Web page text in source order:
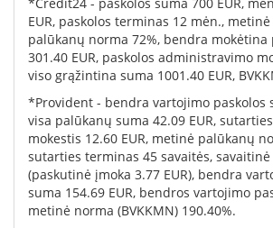
EUR, paskolos terminas 12 mėn.,
palūkanų norma 72%, bendra mokėtina
301.40 EUR, paskolos administravimo
viso grąžintina suma 1001.40 EUR,
*Provident - bendra vartojimo paskolos
visa palūkanų suma 42.09 EUR,
mokestis 12.60 EUR, metinė palūkanų
sutarties terminas 45 savaitės, savaitinė
(paskutinė įmoka 3.77 EUR), bendra
suma 154.69 EUR, bendros vartojimo
metinė norma (BVKKMN) 190.40%.